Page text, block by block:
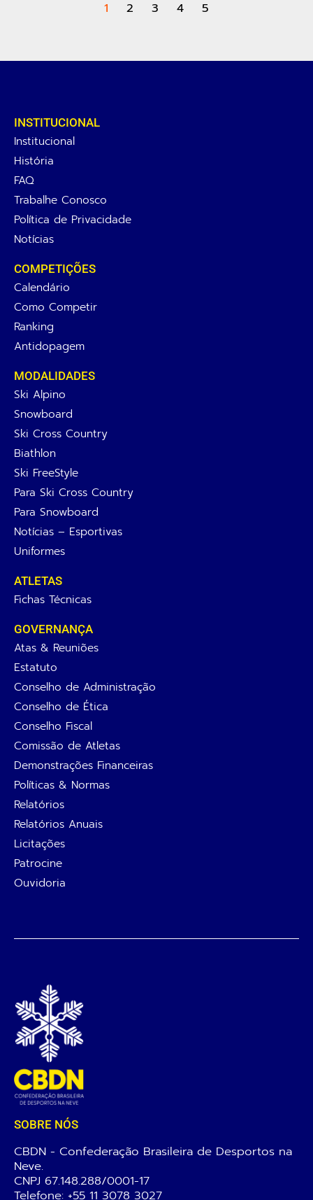
1 2 3 4 5
INSTITUCIONAL
Institucional
História
FAQ
Trabalhe Conosco
Política de Privacidade
Notícias
COMPETIÇÕES
Calendário
Como Competir
Ranking
Antidopagem
MODALIDADES
Ski Alpino
Snowboard
Ski Cross Country
Biathlon
Ski FreeStyle
Para Ski Cross Country
Para Snowboard
Notícias – Esportivas
Uniformes
ATLETAS
Fichas Técnicas
GOVERNANÇA
Atas & Reuniões
Estatuto
Conselho de Administração
Conselho de Ética
Conselho Fiscal
Comissão de Atletas
Demonstrações Financeiras
Políticas & Normas
Relatórios
Relatórios Anuais
Licitações
Patrocine
Ouvidoria
SOBRE NÓS
CBDN - Confederação Brasileira de Desportos na
Neve.
CNPJ 67.148.288/0001-17
Telefone: +55 11 3078 3027